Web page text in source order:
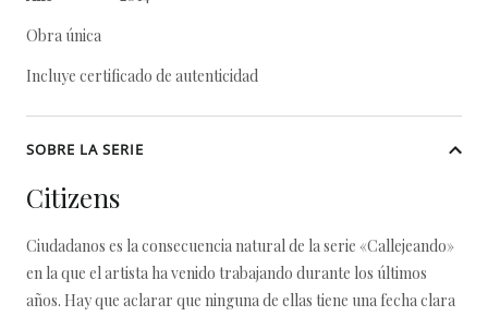
Obra única
Incluye certificado de autenticidad
SOBRE LA SERIE
Citizens
Ciudadanos es la consecuencia natural de la serie «Callejeando»
en la que el artista ha venido trabajando durante los últimos
años. Hay que aclarar que ninguna de ellas tiene una fecha clara